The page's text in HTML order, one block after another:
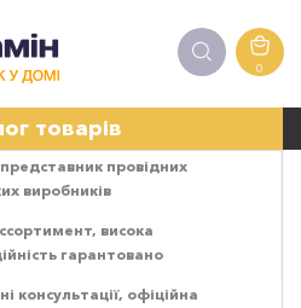
0
товарів
провідних
виробників
висока
гарантовано
консультації, офіційна